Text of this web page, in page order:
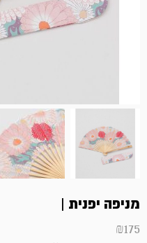
מניפה יפנית |
₪175